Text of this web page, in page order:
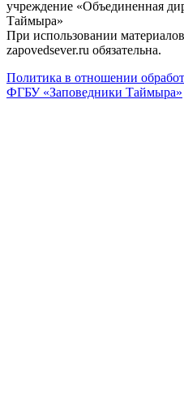
© 2016—2026 Федеральное
учреждение «Объединенная
Таймыра»
zapovedsever.ru обязательна.